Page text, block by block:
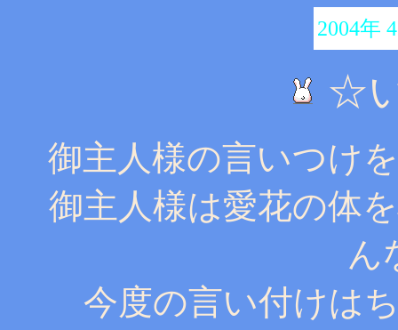
2004年
☆
御主人様の言いつけ
御主人様は愛花の体
ん
今度の言い付けは